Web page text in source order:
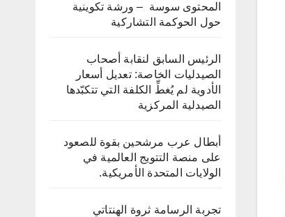
المحتوى سوسة – ورشة تكوينية
حول الحوكمة التشاركية
الرئيس السابق لنقابة أصحاب
الصيدليات الخاصة: تعديل أسعار
الأدوية لم يُغطِّ الكلفة التي تتكبّدها
الصيدلية المركزية
أبطال عرب مرشحين بقوة للصعود
على منصة التتويج العالمية في
الولايات المتحدة الأمريكية.
تجربة الرسامة ثروة الهنتاتي